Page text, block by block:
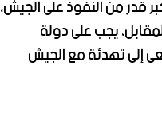
يجب على دولة
إلى تهدئة مع الجيش